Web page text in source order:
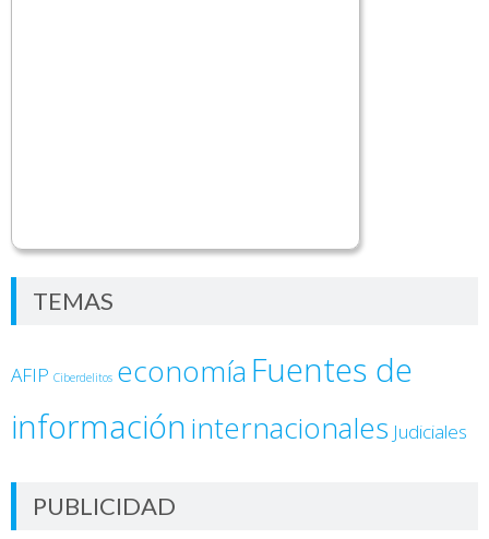
TEMAS
AFIP Ciberdelitos economía Fuentes de
informacióninternacionales Judiciales
PUBLICIDAD